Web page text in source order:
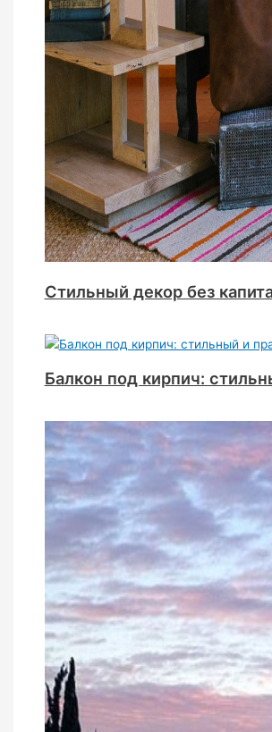
Стильный декор без
Балкон под кирпич: